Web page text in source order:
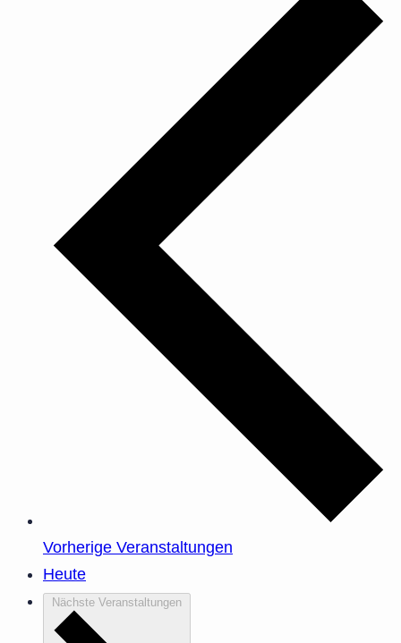
Vorherige Veranstaltungen
Heute
Nächste Veranstaltungen